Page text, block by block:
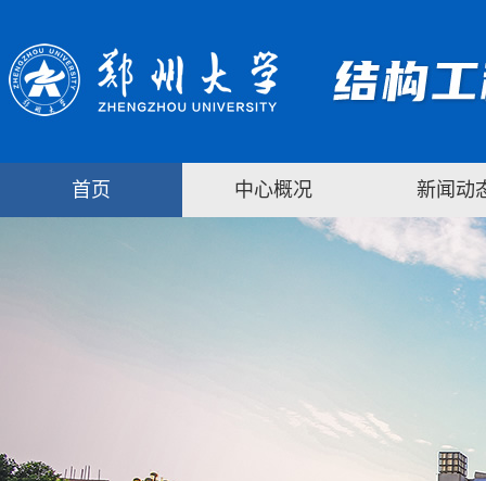
首页 中心概况 新闻动